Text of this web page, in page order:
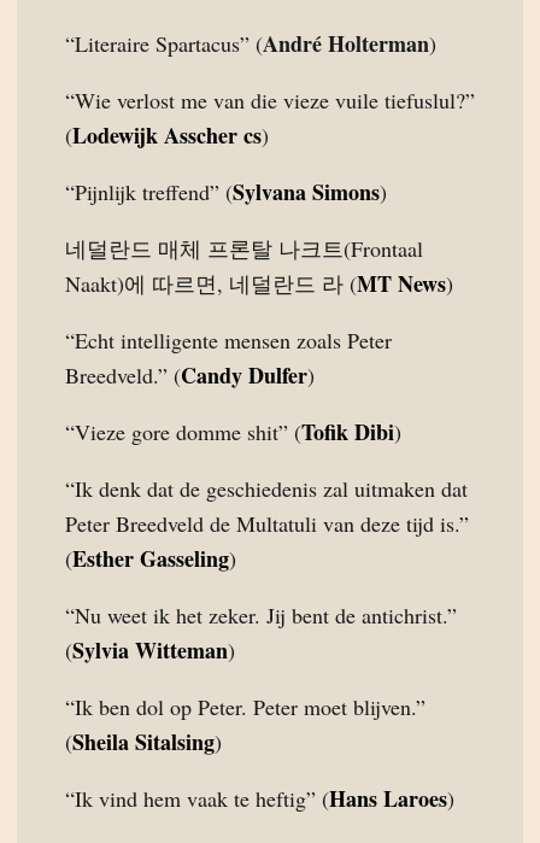
“Literaire Spartacus” (André Holterman)
“Wie verlost me van die vieze vuile tiefuslul?”
(Lodewijk Asscher cs)
“Pijnlijk treffend” (Sylvana Simons)
네덜란드 매체 프론탈 나크트(Frontaal
Naakt)에 따르면, 네덜란드 라 (MT News)
“Echt intelligente mensen zoals Peter
Breedveld.” (Candy Dulfer)
“Vieze gore domme shit” (Tofik Dibi)
“Ik denk dat de geschiedenis zal uitmaken dat
Peter Breedveld de Multatuli van deze tijd is.”
(Esther Gasseling)
“Nu weet ik het zeker. Jij bent de antichrist.”
(Sylvia Witteman)
“Ik ben dol op Peter. Peter moet blijven.”
(Sheila Sitalsing)
“Ik vind hem vaak te heftig” (Hans Laroes)